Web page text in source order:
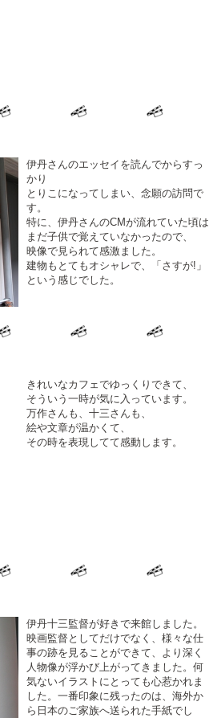
伊丹さんのエッセイを読んでからすっ
かり
とりこになってしまい、念願の訪問で
す。
特に、伊丹さんのCMが流れていた頃は
まだ子供で覚えていなかったので、
映像で見られて感激ました。
建物もとてもオシャレで、「さすが!」
という感じでした。
きれいなカフェでゆっくりできて、
そういう一時が気に入っています。
万作さんも、十三さんも、
絵や文章が温かくて、
その時を表現してて感動します。
伊丹十三監督が好きで来館しました。
映画監督としてだけでなく、様々な仕
事の跡を見ることができて、より深く
人物像が浮かび上がってきました。何
気ないイラストにとっても心惹かれま
した。一番印象に残ったのは、海外か
ら日本のご家族へ送られた手紙でし